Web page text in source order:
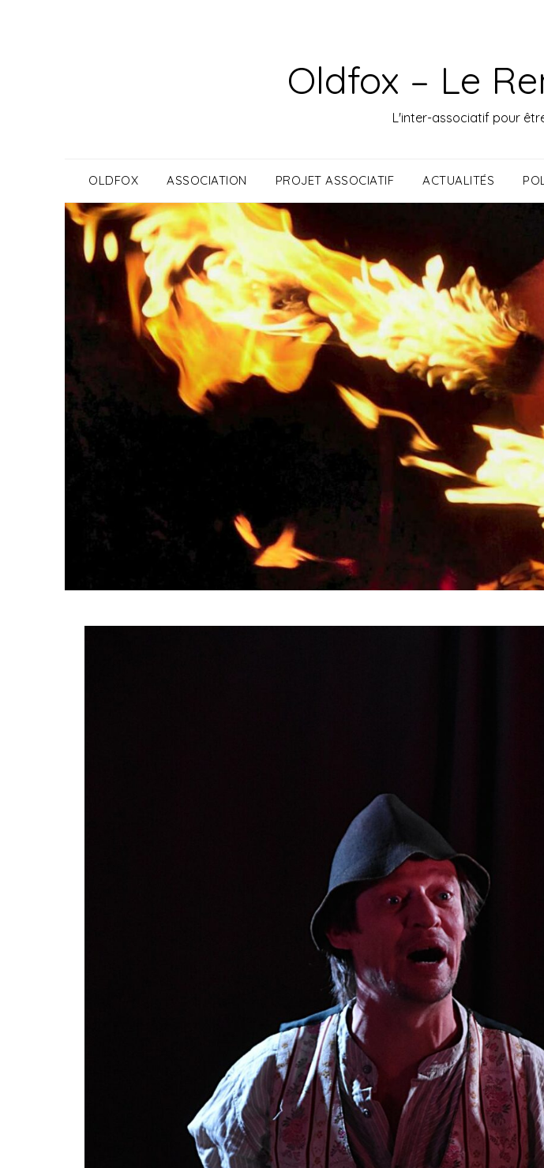
Oldfox – Le
L'inter-associatif pour
OLDFOX ASSOCIATION PROJET ASSOCIATIF ACTUALITÉS